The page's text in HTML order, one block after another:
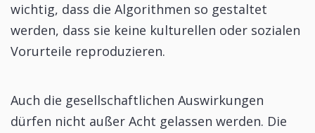
wichtig, dass die Algorithmen so gestaltet
werden, dass sie keine kulturellen oder sozialen
Vorurteile reproduzieren.
Auch die gesellschaftlichen Auswirkungen
dürfen nicht außer Acht gelassen werden. Die